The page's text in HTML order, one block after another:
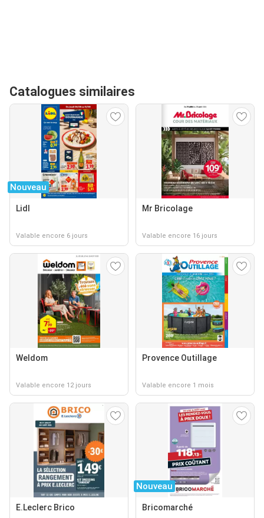
Catalogues similaires
Nouveau
Lidl
Valable encore 6 jours
Mr Bricolage
Valable encore 16 jours
Weldom
Valable encore 12 jours
Provence Outillage
Valable encore 1 mois
E.Leclerc Brico
Nouveau
Bricomarché